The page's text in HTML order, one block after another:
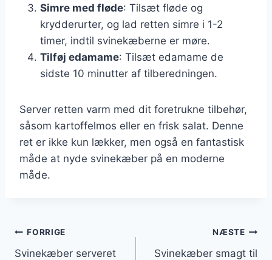
Simre med fløde: Tilsæt fløde og
krydderurter, og lad retten simre i 1-2
timer, indtil svinekæberne er møre.
Tilføj edamame: Tilsæt edamame de
sidste 10 minutter af tilberedningen.
Server retten varm med dit foretrukne tilbehør,
såsom kartoffelmos eller en frisk salat. Denne
ret er ikke kun lækker, men også en fantastisk
måde at nyde svinekæber på en moderne
måde.
Indlægsnavigation
FORRIGE
Svinekæber serveret
NÆSTE
Svinekæber smagt til